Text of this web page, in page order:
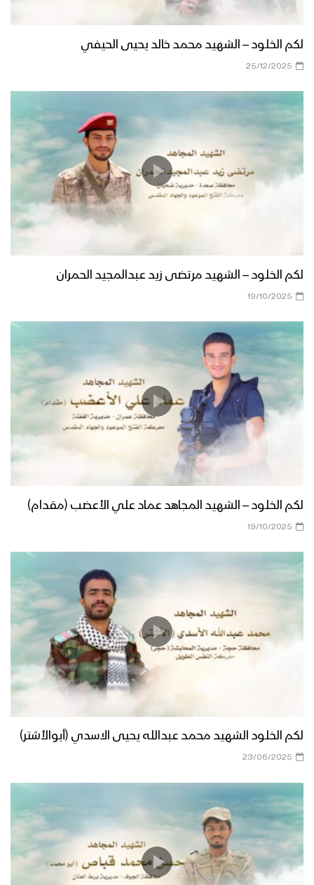
لكم الخلود – الشهيد محمد خالد يحيى الحيفي
25/12/2025
لكم الخلود – الشهيد مرتضى زيد عبدالمجيد الحمران
19/10/2025
لكم الخلود – الشهيد المجاهد عماد علي الأعضب (مقدام)
19/10/2025
لكم الخلود الشهيد محمد عبدالله يحيى الاسدي (أبوالأشتر)
23/06/2025